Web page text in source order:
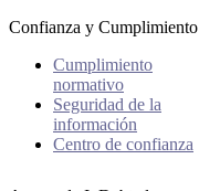
Confianza y Cumplimiento
Cumplimiento
normativo
Seguridad de la
información
Centro de confianza